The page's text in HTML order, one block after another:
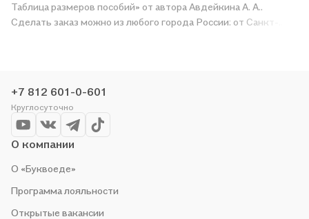
Таблица размеров пособий» от автора Авдейкина А. А..
Сделать заказ можно из любого города России: от Санкт-
законодательства. Таблица размеров пособий» в магазине
сети или закажите доставку. Мы и сами любим читать,
поэтому делаем всё, чтобы вы могли купить понравившуюся
историю по приятной цене. Например, организуем конкурсы и
выгоду!
+7 812 601-0-601
Круглосуточно
О компании
О «Буквоеде»
Программа лояльности
Открытые вакансии